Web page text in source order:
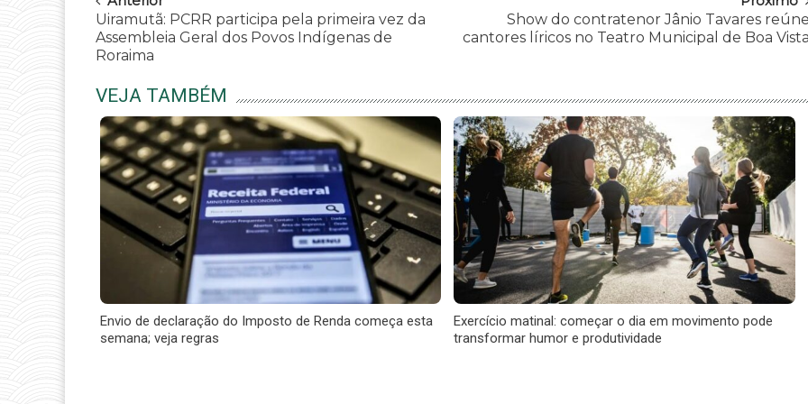
Uiramutã: PCRR participa pela primeira vez da
Assembleia Geral dos Povos Indígenas de
Roraima
Show do contratenor Jânio Tavares
cantores líricos no Teatro Municipal de Boa
VEJA TAMBÉM
Envio de declaração do Imposto de Renda começa esta
semana; veja regras
Exercício matinal: começar o dia em movimento pode
transformar humor e produtividade